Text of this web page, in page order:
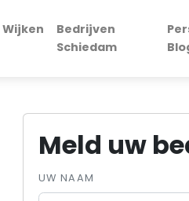
Wijken
Bedrijven
Schiedam
Meld uw
UW NAAM